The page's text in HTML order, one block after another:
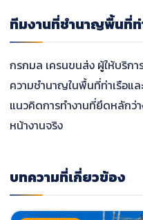
เวลาปฏิบัติงาน มีการเสนอ
จ่ายเพิ่มเติมภายหลัง
ทีมงานที่ชำนาญพื้นที่ท่
กรกมล เครนขนส่ง ผู้ให้บริก
ความชำนาญในพื้นที่ท่าเรือแ
แนวคิดการทำงานที่ยึดหลักว่
หน้างานจริง
บทความที่เกี่ยวข้อง